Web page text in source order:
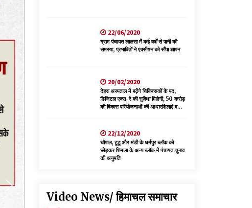
बैरागढ़ से चंबा आ रही थी निजी बस शर्मा कोच
08/08/2026
22/06/2020
ग्राम पंचायत लालसा में कई वर्षों से पानी की
समस्या, प्रभावितों ने एक्सीयन को सौंपा ज्ञापन
20/02/2020
देहरा अस्पताल में बढ़ेंगे चिकित्सकों के पद,
डिजिटल एक्स-रे की सुविधा मिलेगी, 50 करोड़
की विकास परियोजनाओं की आधारशिलाएं व
22/12/2020
चौपाल, टूटू और मंडी के धर्मपुर ब्लॉक को
छोड़कर शिमला के अन्य ब्लॉक में पंचायत चुनाव
की अनुमति
Video News/ हिमाचल समाचार